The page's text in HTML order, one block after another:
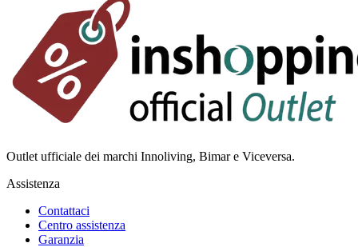
Outlet ufficiale dei marchi Innoliving, Bimar e Viceversa.
Assistenza
Contattaci
Centro assistenza
Garanzia